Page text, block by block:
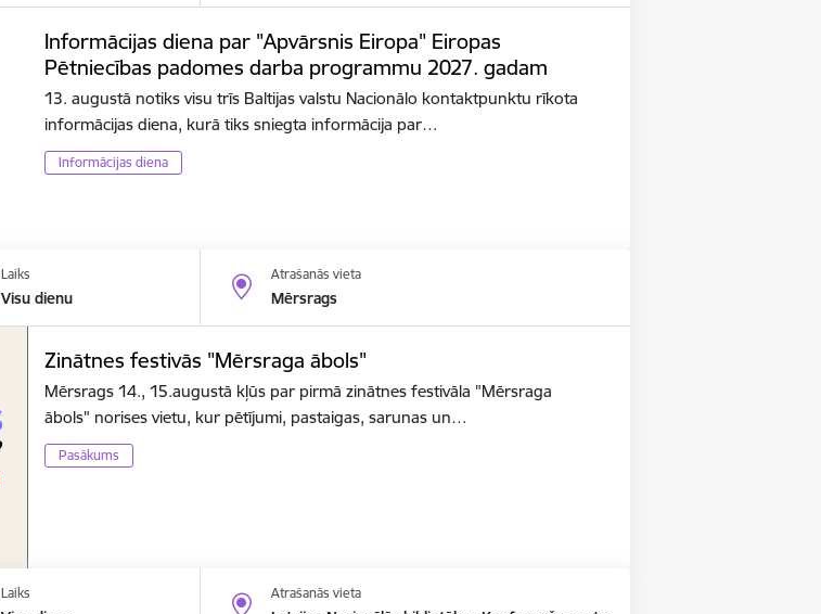
Informācijas diena par "Apvārsnis Eiropa" Eiropas
Pētniecības padomes darba programmu 2027. gadam
13. augustā notiks visu trīs Baltijas valstu Nacionālo kontaktpunktu rīkota
informācijas diena, kurā tiks sniegta informācija par…
Informācijas diena
Laiks
Visu dienu
Atrašanās vieta
Mērsrags
Zinātnes festivās "Mērsraga ābols"
Mērsrags 14., 15.augustā kļūs par pirmā zinātnes festivāla "Mērsraga
ābols" norises vietu, kur pētījumi, pastaigas, sarunas un…
Pasākums
Laiks Atrašanās vieta